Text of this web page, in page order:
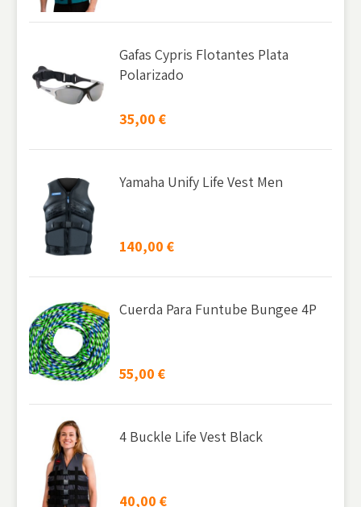
Gafas Cypris Flotantes Plata
Polarizado
35,00€
Yamaha Unify Life Vest Men
140,00€
Cuerda Para Funtube Bungee 4P
55,00€
4 Buckle Life Vest Black
40,00€